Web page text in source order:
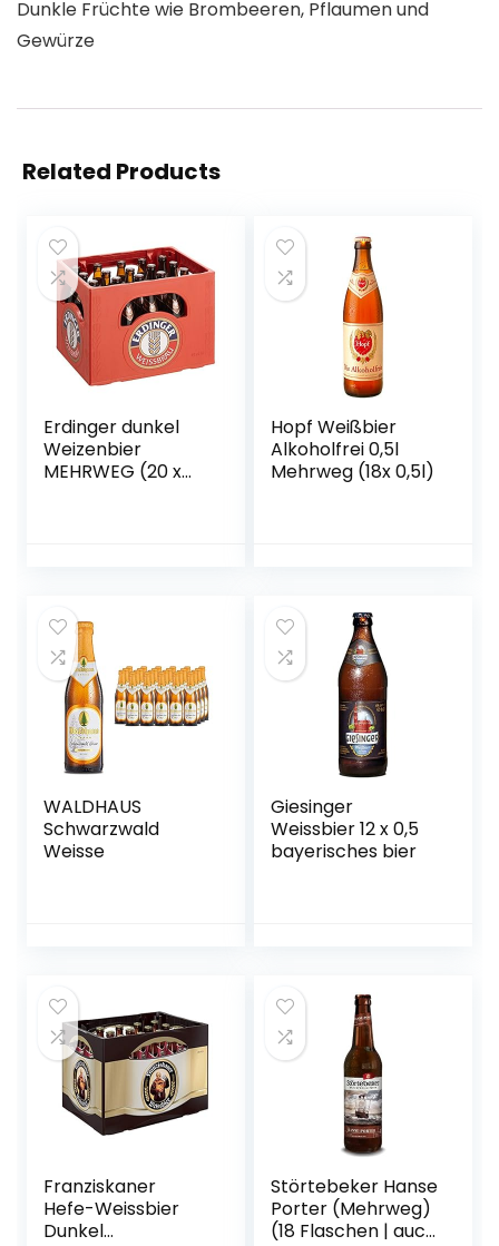
Dunkle Früchte wie Brombeeren, Pflaumen und
Gewürze
Related Products
Erdinger dunkel
Weizenbier
MEHRWEG (20 x
Hopf Weißbier
Alkoholfrei 0,5l
Mehrweg (18x 0,5l)
WALDHAUS
Schwarzwald
Weisse
Giesinger
Weissbier 12 x 0,5
bayerisches bier
Franziskaner
Hefe-Weissbier
Dunkel
Störtebeker Hanse
Porter (Mehrweg)
(18 Flaschen | auch